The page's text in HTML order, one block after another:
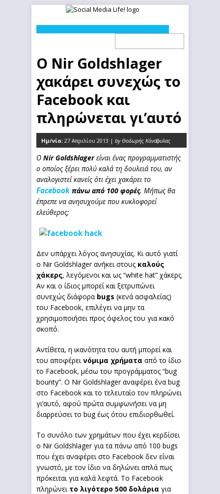
Ο Nir Goldshlager
χακάρει συνεχώς το
Facebook και
πληρώνεται γι’αυτό
Ημ/νία: 27 Απριλίου 2013 | by Θοδωρής Κόνσουλας
0
Ο Nir Goldshlagerείναι ένας προγραμματιστής
ο οποίος ξέρει πολύ καλά τη δουλειά του, αν
αναλογιστεί κανείς ότι έχει χακάρει το
Facebook πάνω από 100 φορές. Μήπως θα
έπρεπε να ανησυχούμε που κυκλοφορεί
ελεύθερος;
Δεν υπάρχει λόγος ανησυχίας. Κι αυτό γιατί
ο Nir Goldshlager ανήκει στους καλούς
χάκερς, λεγόμενοι και ως “white hat” χάκερς.
Αν και ο ίδιος μπορεί και ξετρυπώνει
συνεχώς διάφορα bugs (κενά ασφαλείας)
του Facebook, επιλέγει να μην τα
χρησιμοποιήσει προς όφελος του για κακό
σκοπό.
Αντίθετα, η ικανότητα του αυτή μπορεί και
του αποφέρεινόμιμα χρήματα από το ίδιο
το Facebook, μέσω του προγράμματος “bug
bounty”. Ο Nir Goldshlager αναφέρει ένα bug
στο Facebook και το τελευταίο τον πληρώνει
γι’αυτό, αφού πρώτα συμφωνήσει να μη
διαρρεύσει το bug έως ότου επιδιορθωθεί.
Το συνόλο των χρημάτων που έχει κερδίσει
ο Nir Goldshlager για τα πάνω από 100 bugs
που έχει αναφέρει στο Facebook δεν είναι
γνωστό, με τον ίδιο να δηλώνει απλά πως
πρόκειται για καλά λεφτά. Το Facebook
πληρώνει το λιγότερο 500 δολάρια για